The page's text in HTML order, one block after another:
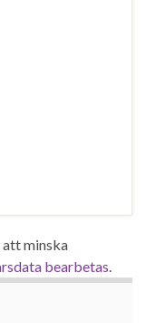
minska
bearbetas.